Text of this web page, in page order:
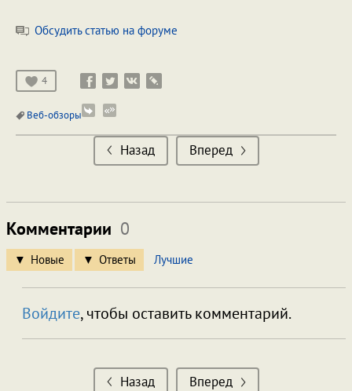
Обсудить статью на форуме
4
Веб-обзоры
Назад Вперед
Комментарии 0
Новые Ответы Лучшие
Войдите, чтобы оставить комментарий.
Назад Вперед